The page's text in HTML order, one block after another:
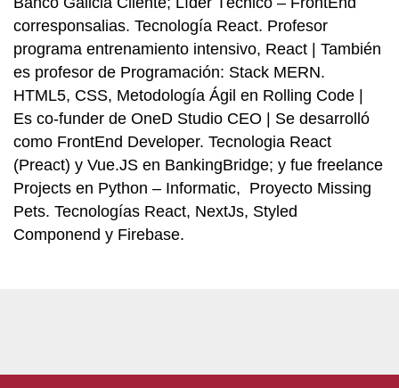
corresponsalias. Tecnología React. Profesor
programa entrenamiento intensivo, React | También
es profesor de Programación: Stack MERN.
HTML5, CSS, Metodología Ágil en Rolling Code |
Es co-funder de OneD Studio CEO | Se desarrolló
como FrontEnd Developer. Tecnologia React
(Preact) y Vue.JS en BankingBridge; y fue freelance
Projects en Python – Informatic, Proyecto Missing
Pets. Tecnologías React, NextJs, Styled
Componend y Firebase.